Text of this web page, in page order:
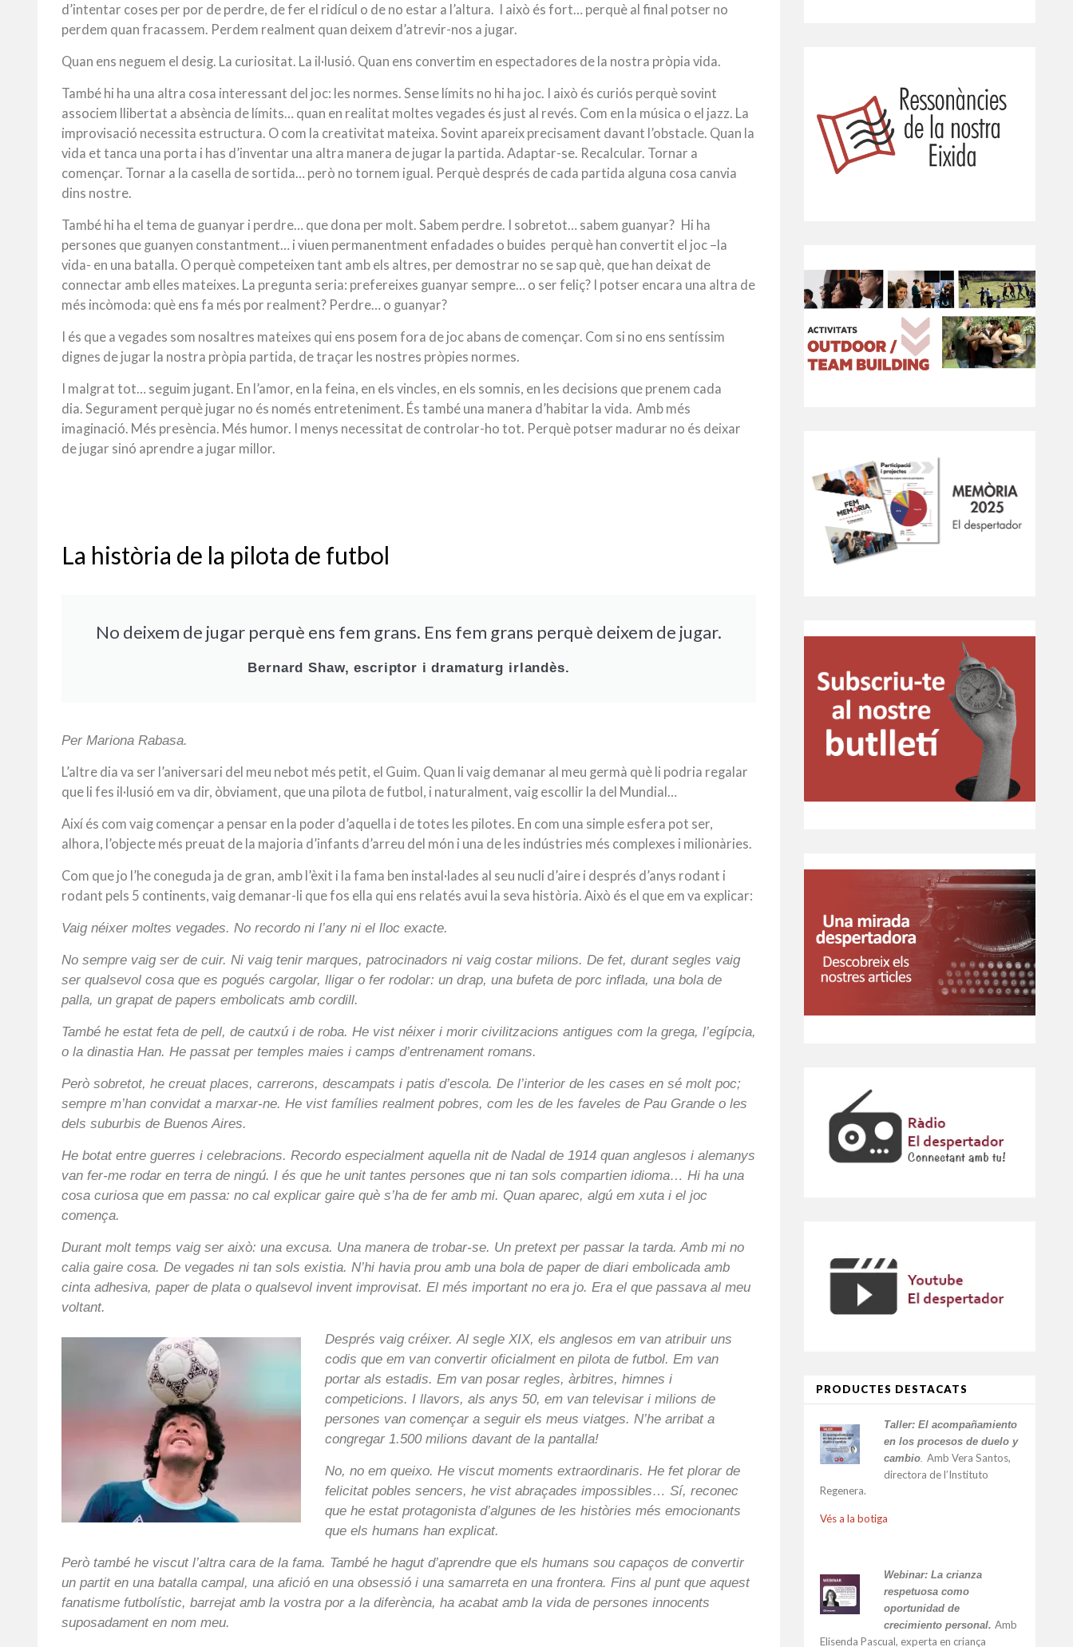
d’intentar coses per por de perdre, de fer el ridícul o de no estar a l’altura. I això és fort… perquè al final potser no
perdem quan fracassem. Perdem realment quan deixem d’atrevir-nos a jugar.
Quan ens neguem el desig. La curiositat. La il·lusió. Quan ens convertim en espectadores de la nostra pròpia vida.
També hi ha una altra cosa interessant del joc: les normes. Sense límits no hi ha joc. I això és curiós perquè sovint
associem llibertat a absència de límits… quan en realitat moltes vegades és just al revés. Com en la música o el jazz. La
improvisació necessita estructura. O com la creativitat mateixa. Sovint apareix precisament davant l’obstacle. Quan la
vida et tanca una porta i has d’inventar una altra manera de jugar la partida. Adaptar-se. Recalcular. Tornar a
començar. Tornar a la casella de sortida… però no tornem igual. Perquè després de cada partida alguna cosa canvia
dins nostre.
També hi ha el tema de guanyar i perdre… que dona per molt. Sabem perdre. I sobretot… sabem guanyar? Hi ha
persones que guanyen constantment… i viuen permanentment enfadades o buides perquè han convertit el joc –la
vida- en una batalla. O perquè competeixen tant amb els altres, per demostrar no se sap què, que han deixat de
connectar amb elles mateixes. La pregunta seria: prefereixes guanyar sempre… o ser feliç? I potser encara una altra de
més incòmoda: què ens fa més por realment? Perdre… o guanyar?
I és que a vegades som nosaltres mateixes qui ens posem fora de joc abans de començar. Com si no ens sentíssim
dignes de jugar la nostra pròpia partida, de traçar les nostres pròpies normes.
I malgrat tot… seguim jugant. En l’amor, en la feina, en els vincles, en els somnis, en les decisions que prenem cada
dia. Segurament perquè jugar no és només entreteniment. És també una manera d’habitar la vida. Amb més
imaginació. Més presència. Més humor. I menys necessitat de controlar-ho tot. Perquè potser madurar no és deixar
de jugar sinó aprendre a jugar millor.
La història de la pilota de futbol
No deixem de jugar perquè ens fem grans. Ens fem grans perquè deixem de jugar.
Bernard Shaw, escriptor i dramaturg irlandès.
Per Mariona Rabasa.
L’altre dia va ser l’aniversari del meu nebot més petit, el Guim. Quan li vaig demanar al meu germà què li podria regalar
que li fes il·lusió em va dir, òbviament, que una pilota de futbol, i naturalment, vaig escollir la del Mundial…
Així és com vaig començar a pensar en la poder d’aquella i de totes les pilotes. En com una simple esfera pot ser,
alhora, l’objecte més preuat de la majoria d’infants d’arreu del món i una de les indústries més complexes i milionàries.
Com que jo l’he coneguda ja de gran, amb l’èxit i la fama ben instal·lades al seu nucli d’aire i després d’anys rodant i
rodant pels 5 continents, vaig demanar-li que fos ella qui ens relatés avui la seva història. Això és el que em va explicar:
Vaig néixer moltes vegades. No recordo ni l’any ni el lloc exacte.
No sempre vaig ser de cuir. Ni vaig tenir marques, patrocinadors ni vaig costar milions. De fet, durant segles vaig
ser qualsevol cosa que es pogués cargolar, lligar o fer rodolar: un drap, una bufeta de porc inflada, una bola de
palla, un grapat de papers embolicats amb cordill.
També he estat feta de pell, de cautxú i de roba. He vist néixer i morir civilitzacions antigues com la grega, l’egípcia,
o la dinastia Han. He passat per temples maies i camps d’entrenament romans.
Però sobretot, he creuat places, carrerons, descampats i patis d’escola. De l’interior de les cases en sé molt poc;
sempre m’han convidat a marxar-ne. He vist famílies realment pobres, com les de les faveles de Pau Grande o les
dels suburbis de Buenos Aires.
He botat entre guerres i celebracions. Recordo especialment aquella nit de Nadal de 1914 quan anglesos i alemanys
van fer-me rodar en terra de ningú. I és que he unit tantes persones que ni tan sols compartien idioma… Hi ha una
cosa curiosa que em passa: no cal explicar gaire què s’ha de fer amb mi. Quan aparec, algú em xuta i el joc
comença.
Durant molt temps vaig ser això: una excusa. Una manera de trobar-se. Un pretext per passar la tarda. Amb mi no
calia gaire cosa. De vegades ni tan sols existia. N’hi havia prou amb una bola de paper de diari embolicada amb
cinta adhesiva, paper de plata o qualsevol invent improvisat. El més important no era jo. Era el que passava al meu
voltant.
Després vaig créixer. Al segle XIX, els anglesos em van atribuir uns
codis que em van convertir oficialment en pilota de futbol. Em van
portar als estadis. Em van posar regles, àrbitres, himnes i
competicions. I llavors, als anys 50, em van televisar i milions de
persones van començar a seguir els meus viatges. N’he arribat a
congregar 1.500 milions davant de la pantalla!
No, no em queixo. He viscut moments extraordinaris. He fet plorar de
felicitat pobles sencers, he vist abraçades impossibles… Sí, reconec
que he estat protagonista d’algunes de les històries més emocionants
que els humans han explicat.
Però també he viscut l’altra cara de la fama. També he hagut d’aprendre que els humans sou capaços de convertir
un partit en una batalla campal, una afició en una obsessió i una samarreta en una frontera. Fins al punt que aquest
fanatisme futbolístic, barrejat amb la vostra por a la diferència, ha acabat amb la vida de persones innocents
suposadament en nom meu.
PRODUCTES DESTACATS
Taller: El acompañamiento
en los procesos de duelo y
cambio Amb Vera Santos,
directora de l’Instituto
Regenera.
Vés a la botiga
Webinar: La crianza
respetuosa como
oportunidad de
crecimiento personal. Amb
Elisenda Pascual, experta en criança